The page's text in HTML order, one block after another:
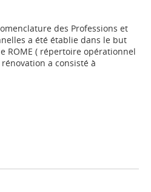
des Professions et
a été établie dans le but
ROME ( répertoire opérationnel
rénovation a consisté à